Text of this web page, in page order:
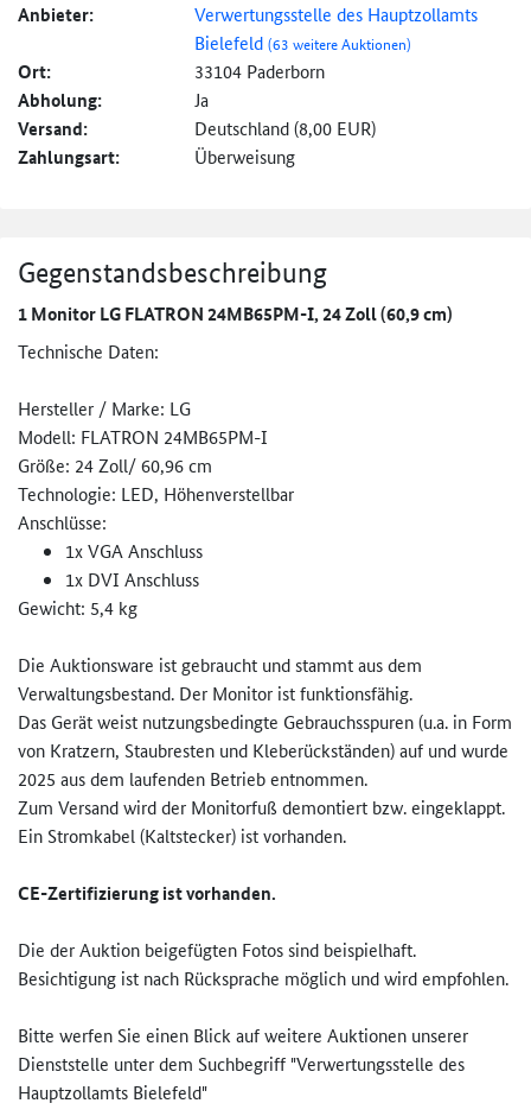
Anbieter:
Verwertungsstelle des Hauptzollamts
Bielefeld(63 weitere Auktionen)
Ort: 33104 Paderborn
Abholung: Ja
Versand: Deutschland (8,00 EUR)
Zahlungsart: Überweisung
Gegenstandsbeschreibung
1 Monitor LG FLATRON 24MB65PM-I, 24 Zoll (60,9 cm)
Technische Daten:
Hersteller / Marke: LG
Modell: FLATRON 24MB65PM-I
Größe: 24 Zoll/ 60,96 cm
Technologie: LED, Höhenverstellbar
Anschlüsse:
1x VGA Anschluss
1x DVI Anschluss
Gewicht: 5,4 kg
Die Auktionsware ist gebraucht und stammt aus dem
Verwaltungsbestand. Der Monitor ist funktionsfähig.
Das Gerät weist nutzungsbedingte Gebrauchsspuren (u.a. in Form
von Kratzern, Staubresten und Kleberückständen) auf und wurde
2025 aus dem laufenden Betrieb entnommen.
Zum Versand wird der Monitorfuß demontiert bzw. eingeklappt.
Ein Stromkabel (Kaltstecker) ist vorhanden.
CE-Zertifizierung ist vorhanden.
Die der Auktion beigefügten Fotos sind beispielhaft.
Besichtigung ist nach Rücksprache möglich und wird empfohlen.
Bitte werfen Sie einen Blick auf weitere Auktionen unserer
Dienststelle unter dem Suchbegriff "Verwertungsstelle des
Hauptzollamts Bielefeld"